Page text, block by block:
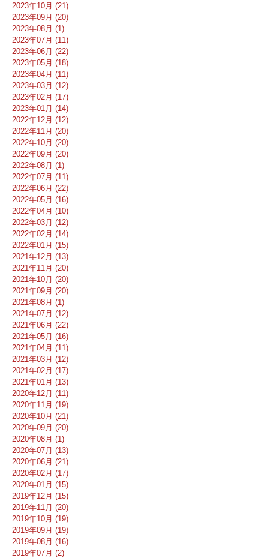
2023年10月 (21)
2023年09月 (20)
2023年08月 (1)
2023年07月 (11)
2023年06月 (22)
2023年05月 (18)
2023年04月 (11)
2023年03月 (12)
2023年02月 (17)
2023年01月 (14)
2022年12月 (12)
2022年11月 (20)
2022年10月 (20)
2022年09月 (20)
2022年08月 (1)
2022年07月 (11)
2022年06月 (22)
2022年05月 (16)
2022年04月 (10)
2022年03月 (12)
2022年02月 (14)
2022年01月 (15)
2021年12月 (13)
2021年11月 (20)
2021年10月 (20)
2021年09月 (20)
2021年08月 (1)
2021年07月 (12)
2021年06月 (22)
2021年05月 (16)
2021年04月 (11)
2021年03月 (12)
2021年02月 (17)
2021年01月 (13)
2020年12月 (11)
2020年11月 (19)
2020年10月 (21)
2020年09月 (20)
2020年08月 (1)
2020年07月 (13)
2020年06月 (21)
2020年02月 (17)
2020年01月 (15)
2019年12月 (15)
2019年11月 (20)
2019年10月 (19)
2019年09月 (19)
2019年08月 (16)
2019年07月 (2)